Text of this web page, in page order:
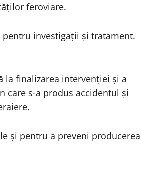
feroviare.
investigații și tratament.
la finalizarea intervenției și a
care s-a produs accidentul și
și pentru a preveni producerea